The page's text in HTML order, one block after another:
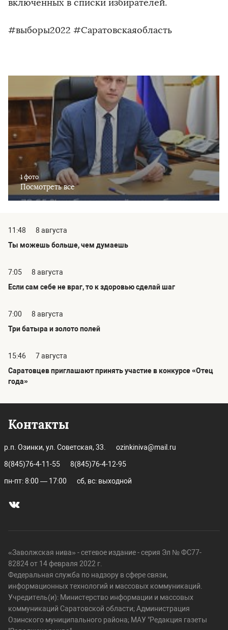
включенных в списки избирателей.
#выборы2022 #Саратовскаяобласть
1 фото
Посмотреть все
11:48
8 августа
Ты можешь больше, чем думаешь
7:05
8 августа
Если сам себе не враг, то к здоровью сделай шаг
7:00
8 августа
Три батыра и золото полей
15:46
7 августа
Саратовцев приглашают принять участие в конкурсе «Отец
года»
Контакты
р.п. Озинки, ул. Советская, 33. ozinkiniva@mail.ru
8(845)76-4-11-55 8(845)76-4-12-95
пн-пт: 8:00 — 17:00 сб, вс: выходной
«Заволжская нива» - сетевое издание - серия Эл № ФС77-
82824 от 14 февраля 2022 г.
Федеральная служба по надзору в сфере связи,
информационных технологий и массовых коммуникаций.
Учредитель(и): Министерство информации и массовых
коммуникаций Саратовской области; Администрация
Озинского муниципального района; МАУ "Редакция газеты